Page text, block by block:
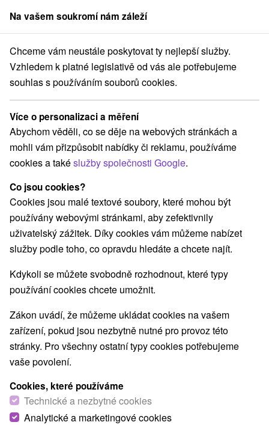
člen skupinySorger
Terchová Jánošíkova Valaška Pension & Restaurant Terchová
Jánošíkova Valaška Pension &
Restaurant Terchová
Terchová
Rezervovat přes booking
REZERVACE A VÝBĚR POBYTU
Kontaktujte přímo ubytovatele.
Navigovat do místa
Na vašem soukromí nám záleží
Chceme vám neustále poskytovat ty nejlepší služby.
Vzhledem k platné legislativě od vás ale potřebujeme
souhlas s používáním souborů cookies.
Více o personalizaci a měření
Abychom věděli, co se děje na webových stránkách a
mohli vám přizpůsobit nabídky či reklamu, používáme
cookies a takéslužby společnosti Google.
Co jsou cookies?
Cookies jsou malé textové soubory, které mohou být
používány webovými stránkami, aby zefektivnily
uživatelský zážitek. Díky cookies vám můžeme nabízet
služby podle toho, co opravdu hledáte a chcete najít.
Kdykoli se můžete svobodně rozhodnout, které typy
používání cookies chcete umožnit.
Zákon uvádí, že můžeme ukládat cookies na vašem
zařízení, pokud jsou nezbytně nutné pro provoz této
stránky. Pro všechny ostatní typy cookies potřebujeme
vaše povolení.
Cookies, které používáme
Technické a nezbytné cookies
Analytické a marketingové cookies